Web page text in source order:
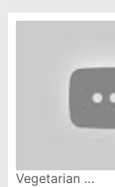
Vegetarian …